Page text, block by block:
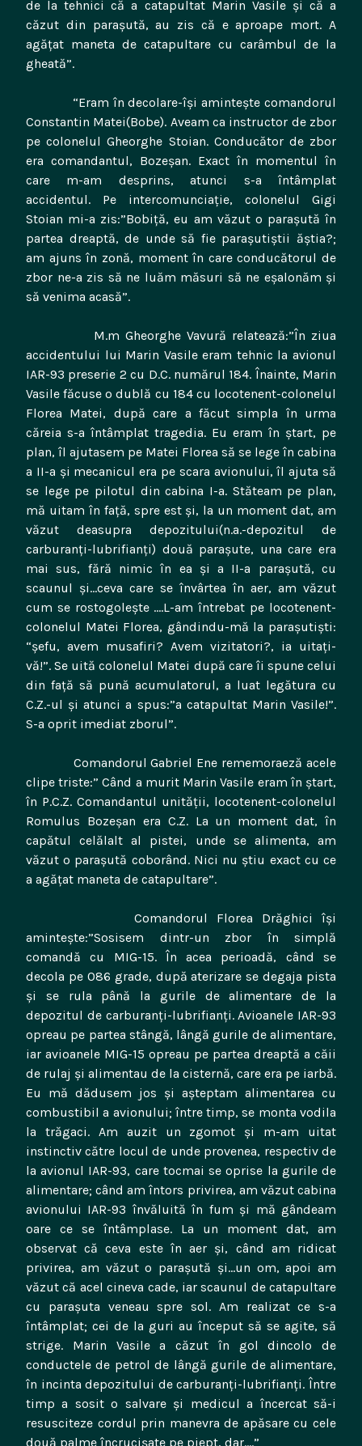
de la tehnici că a catapultat Marin Vasile şi că a
căzut din paraşută, au zis că e aproape mort. A
agăţat maneta de catapultare cu carâmbul de la
gheată”.
“Eram în decolare-îşi aminteşte comandorul
Constantin Matei(Bobe). Aveam ca instructor de zbor
pe colonelul Gheorghe Stoian. Conducător de zbor
era comandantul, Bozeşan. Exact în momentul în
care m-am desprins, atunci s-a întâmplat
accidentul. Pe intercomunciaţie, colonelul Gigi
Stoian mi-a zis:”Bobiţă, eu am văzut o paraşută în
partea dreaptă, de unde să fie paraşutiştii ăştia?;
am ajuns în zonă, moment în care conducătorul de
zbor ne-a zis să ne luăm măsuri să ne eşalonăm şi
să venima acasă”.
M.m Gheorghe Vavură relatează:”În ziua
accidentului lui Marin Vasile eram tehnic la avionul
IAR-93 preserie 2 cu D.C. numărul 184. Înainte, Marin
Vasile făcuse o dublă cu 184 cu locotenent-colonelul
Florea Matei, după care a făcut simpla în urma
căreia s-a întâmplat tragedia. Eu eram în ştart, pe
plan, îl ajutasem pe Matei Florea să se lege în cabina
a II-a şi mecanicul era pe scara avionului, îl ajuta să
se lege pe pilotul din cabina I-a. Stăteam pe plan,
mă uitam în faţă, spre est şi, la un moment dat, am
văzut deasupra depozitului(n.a.-depozitul de
carburanţi-lubrifianţi) două paraşute, una care era
mai sus, fără nimic în ea şi a II-a paraşută, cu
scaunul şi…ceva care se învârtea în aer, am văzut
cum se rostogoleşte ….L-am întrebat pe locotenent-
colonelul Matei Florea, gândindu-mă la paraşutişti:
“şefu, avem musafiri? Avem vizitatori?, ia uitaţi-
vă!”. Se uită colonelul Matei după care îi spune celui
din faţă să pună acumulatorul, a luat legătura cu
C.Z.-ul şi atunci a spus:”a catapultat Marin Vasile!”.
S-a oprit imediat zborul”.
Comandorul Gabriel Ene rememoraeză acele
clipe triste:” Când a murit Marin Vasile eram în ştart,
în P.C.Z. Comandantul unităţii, locotenent-colonelul
Romulus Bozeşan era C.Z. La un moment dat, în
capătul celălalt al pistei, unde se alimenta, am
văzut o paraşută coborând. Nici nu ştiu exact cu ce
a agăţat maneta de catapultare”.
Comandorul Florea Drăghici îşi
aminteşte:”Sosisem dintr-un zbor în simplă
comandă cu MIG-15. În acea perioadă, când se
decola pe 086 grade, după aterizare se degaja pista
şi se rula până la gurile de alimentare de la
depozitul de carburanţi-lubrifianţi. Avioanele IAR-93
opreau pe partea stângă, lângă gurile de alimentare,
iar avioanele MIG-15 opreau pe partea dreaptă a căii
de rulaj şi alimentau de la cisternă, care era pe iarbă.
Eu mă dădusem jos şi aşteptam alimentarea cu
combustibil a avionului; între timp, se monta vodila
la trăgaci. Am auzit un zgomot şi m-am uitat
instinctiv către locul de unde provenea, respectiv de
la avionul IAR-93, care tocmai se oprise la gurile de
alimentare; când am întors privirea, am văzut cabina
avionului IAR-93 învăluită în fum şi mă gândeam
oare ce se întâmplase. La un moment dat, am
observat că ceva este în aer şi, când am ridicat
privirea, am văzut o paraşută şi…un om, apoi am
văzut că acel cineva cade, iar scaunul de catapultare
cu paraşuta veneau spre sol. Am realizat ce s-a
întâmplat; cei de la guri au început să se agite, să
strige. Marin Vasile a căzut în gol dincolo de
conductele de petrol de lângă gurile de alimentare,
în incinta depozitului de carburanţi-lubrifianţi. Între
timp a sosit o salvare şi medicul a încercat să-i
resusciteze cordul prin manevra de apăsare cu cele
două palme încrucişate pe piept, dar….”